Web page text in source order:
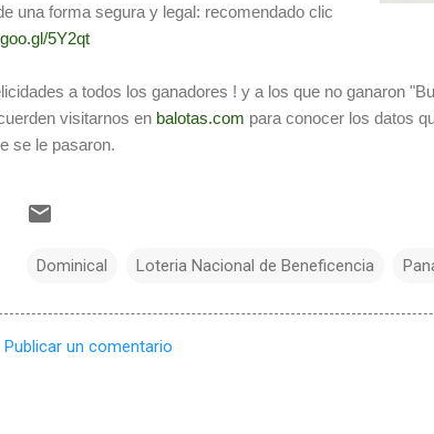
una forma segura y legal: recomendado clic
goo.gl/5Y2qt
a todos los ganadores ! y a los que no ganaron
visitarnos en balotas.com para conocer los datos
se le pasaron.
Dominical Loteria Nacional de Beneficencia
Publicar un comentario